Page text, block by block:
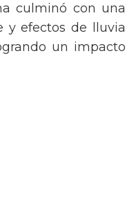
culminó con una
y efectos de lluvia
un impacto